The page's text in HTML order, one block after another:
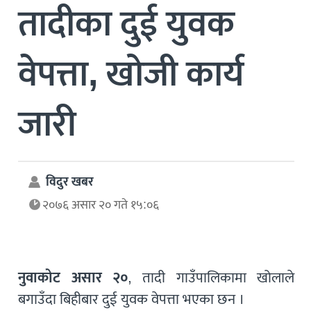
तादीका दुई युवक
वेपत्ता, खोजी कार्य
जारी
विदुर खबर
२०७६ असार २० गते १५:०६
नुवाकोट असार २०, तादी गाउँपालिकामा खोलाले
बगाउँदा बिहीबार दुई युवक वेपत्ता भएका छन ।